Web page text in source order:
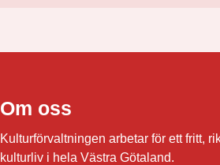
Om oss
Kulturförvaltningen arbetar för ett fritt,
kulturliv i hela Västra Götaland.